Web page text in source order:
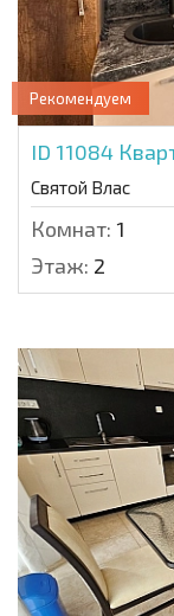
Рекомендуем
ID 11084
Святой Влас
Комнат: 1
Этаж: 2